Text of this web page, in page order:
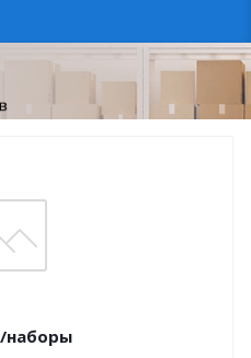
наборы